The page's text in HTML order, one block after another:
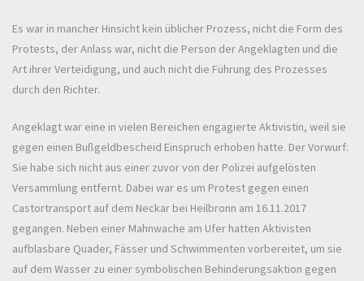
Es war in mancher Hinsicht kein üblicher Prozess, nicht die Form des
Protests, der Anlass war, nicht die Person der Angeklagten und die
Art ihrer Verteidigung, und auch nicht die Führung des Prozesses
durch den Richter.
Angeklagt war eine in vielen Bereichen engagierte Aktivistin, weil sie
gegen einen Bußgeldbescheid Einspruch erhoben hatte. Der Vorwurf:
Sie habe sich nicht aus einer zuvor von der Polizei aufgelösten
Versammlung entfernt. Dabei war es um Protest gegen einen
Castortransport auf dem Neckar bei Heilbronn am 16.11.2017
gegangen. Neben einer Mahnwache am Ufer hatten Aktivisten
aufblasbare Quader, Fässer und Schwimmenten vorbereitet, um sie
auf dem Wasser zu einer symbolischen Behinderungsaktion gegen